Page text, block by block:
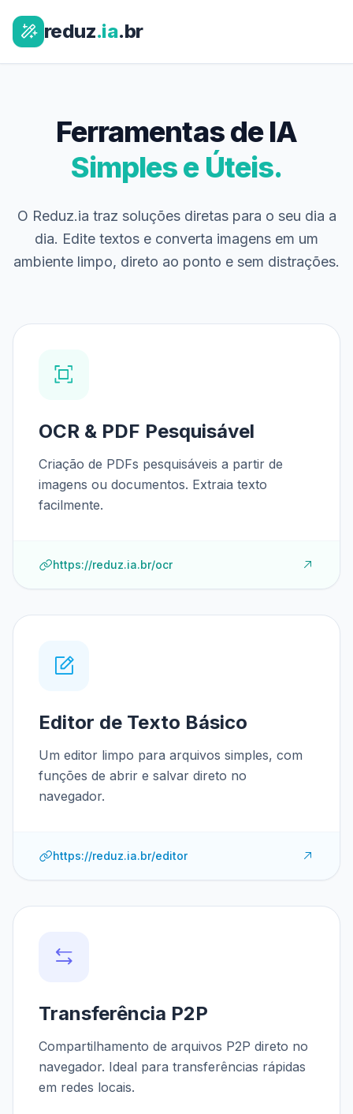
reduz.ia.br
Ferramentas de IA
Simples e Úteis.
O Reduz.ia traz soluções diretas para o seu dia a
dia. Edite textos e converta imagens em um
ambiente limpo, direto ao ponto e sem distrações.
OCR & PDF Pesquisável
Criação de PDFs pesquisáveis a partir de
imagens ou documentos. Extraia texto
facilmente.
https://reduz.ia.br/ocr
Editor de Texto Básico
Um editor limpo para arquivos simples, com
funções de abrir e salvar direto no
navegador.
https://reduz.ia.br/editor
Transferência P2P
Compartilhamento de arquivos P2P direto no
navegador. Ideal para transferências rápidas
em redes locais.